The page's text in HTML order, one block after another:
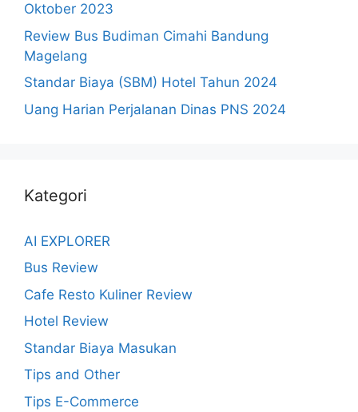
Oktober 2023
Review Bus Budiman Cimahi Bandung
Magelang
Standar Biaya (SBM) Hotel Tahun 2024
Uang Harian Perjalanan Dinas PNS 2024
Kategori
AI EXPLORER
Bus Review
Cafe Resto Kuliner Review
Hotel Review
Standar Biaya Masukan
Tips and Other
Tips E-Commerce